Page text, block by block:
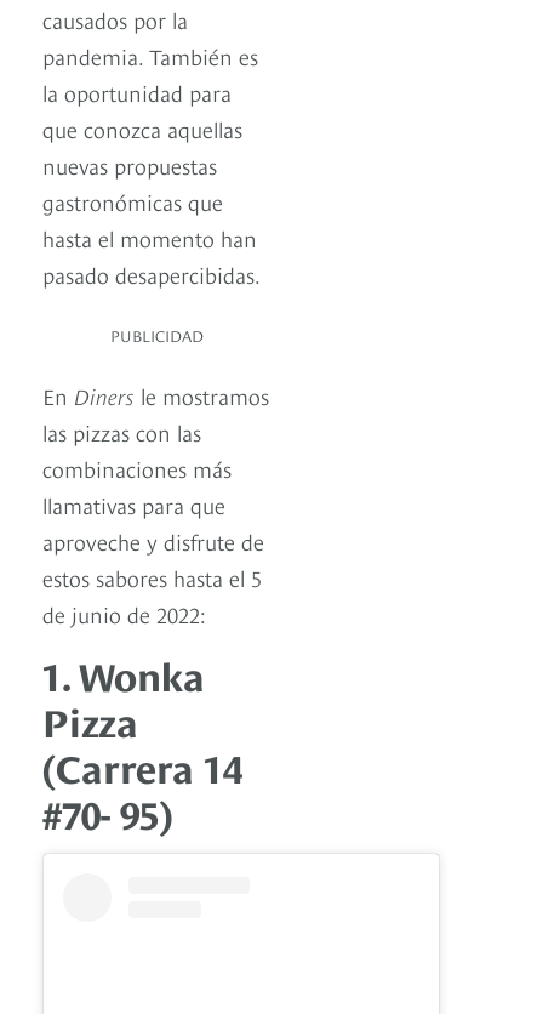
causados por la
pandemia. También es
la oportunidad para
que conozca aquellas
nuevas propuestas
gastronómicas que
hasta el momento han
pasado desapercibidas.
PUBLICIDAD
En Diners le mostramos
las pizzas con las
combinaciones más
llamativas para que
aproveche y disfrute de
estos sabores hasta el 5
de junio de 2022:
1. Wonka
Pizza
(Carrera 14
#70- 95)